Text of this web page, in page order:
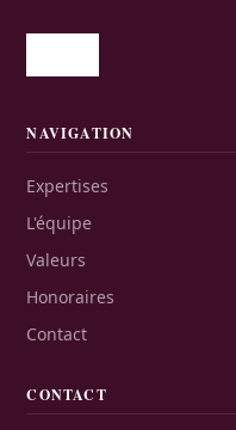
NAVIGATION
Expertises
L'équipe
Valeurs
Honoraires
Contact
CONTACT